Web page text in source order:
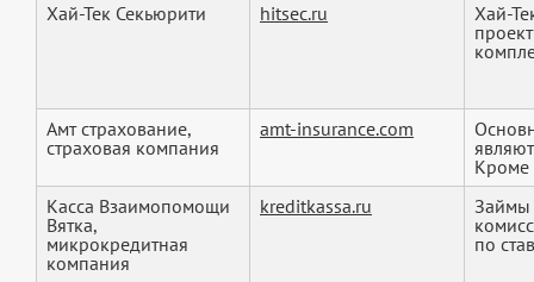
Хай-Тек Секьюрити hitsec.ru
Хай-
Амт страхование,
страховая компания
amt-insurance.com
Кроме
Касса Взаимопомощи
Вятка,
микрокредитная
компания
kreditkassa.ru
Займы
по